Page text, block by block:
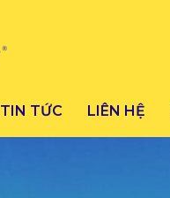
TIN TỨC LIÊN HỆ